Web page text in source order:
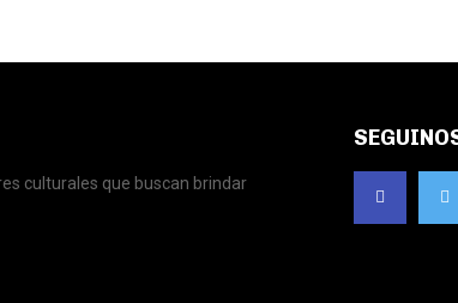
culturales que buscan brindar